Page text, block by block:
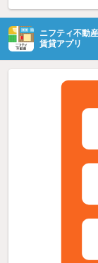
ニフティ不動産
賃貸アプリ